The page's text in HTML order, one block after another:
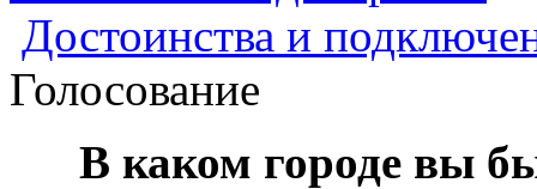
Достоинства и
Голосование
В каком городе вы